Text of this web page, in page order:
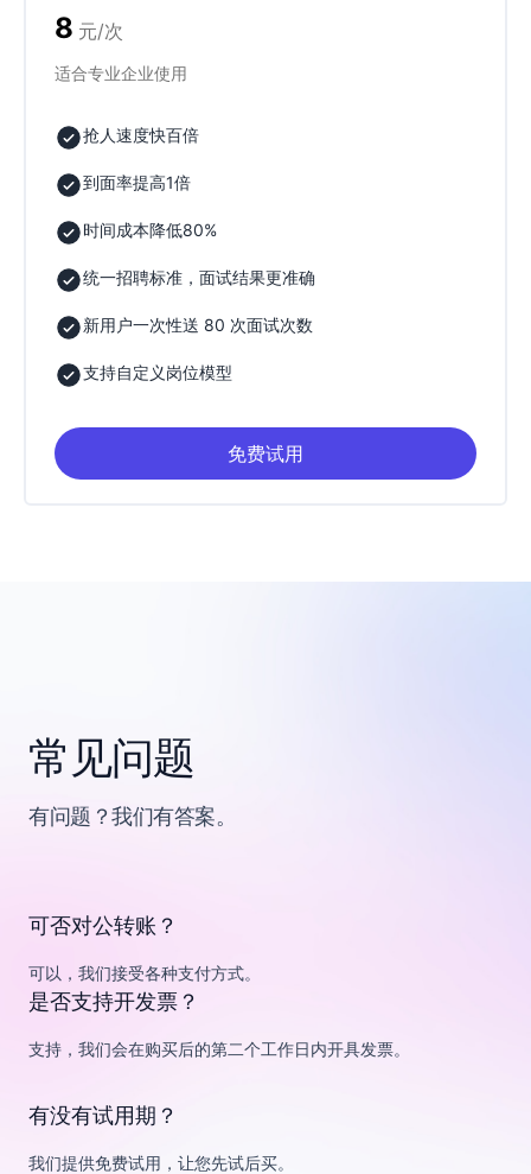
8 元/次
适合专业企业使用
抢人速度快百倍
到面率提高1倍
时间成本降低80%
统一招聘标准，面试结果更准确
新用户一次性送 80 次面试次数
支持自定义岗位模型
免费试用
常见问题
有问题？我们有答案。
可否对公转账？
可以，我们接受各种支付方式。
是否支持开发票？
支持，我们会在购买后的第二个工作日内开具发票。
有没有试用期？
我们提供免费试用，让您先试后买。